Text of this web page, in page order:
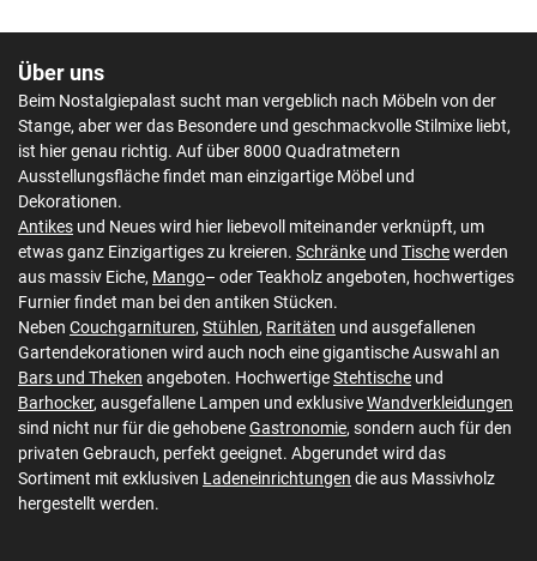
Über uns
Beim Nostalgiepalast sucht man vergeblich nach Möbeln von der
Stange, aber wer das Besondere und geschmackvolle Stilmixe liebt,
ist hier genau richtig. Auf über 8000 Quadratmetern
Ausstellungsfläche findet man einzigartige Möbel und
Dekorationen.
Antikes und Neues wird hier liebevoll miteinander verknüpft, um
etwas ganz Einzigartiges zu kreieren. Schränke und Tischewerden
aus massiv Eiche, Mango– oder Teakholz angeboten, hochwertiges
Furnier findet man bei den antiken Stücken.
Neben Couchgarnituren, Stühlen, Raritäten und ausgefallenen
Gartendekorationen wird auch noch eine gigantische Auswahl an
Bars und Theken angeboten. HochwertigeStehtische und
Barhocker, ausgefallene Lampen und exklusiveWandverkleidungen
sind nicht nur für die gehobeneGastronomie, sondern auch für den
privaten Gebrauch, perfekt geeignet. Abgerundet wird das
Sortiment mit exklusiven Ladeneinrichtungen die aus Massivholz
hergestellt werden.